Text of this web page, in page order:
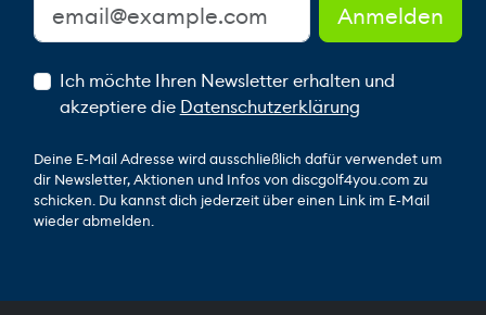
Ich möchte Ihren Newsletter erhalten und
akzeptiere die Datenschutzerklärung
Deine E-Mail Adresse wird ausschließlich dafür verwendet um
dir Newsletter, Aktionen und Infos von discgolf4you.com zu
schicken. Du kannst dich jederzeit über einen Link im E-Mail
wieder abmelden.